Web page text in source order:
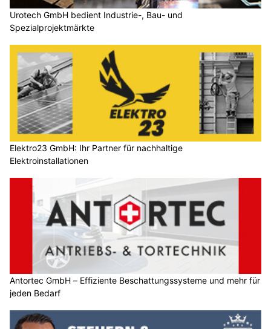
Urotech GmbH bedient Industrie-, Bau- und
Spezialprojektmärkte
Elektro23 GmbH: Ihr Partner für nachhaltige
Elektroinstallationen
Antortec GmbH – Effiziente Beschattungssysteme und mehr für
jeden Bedarf